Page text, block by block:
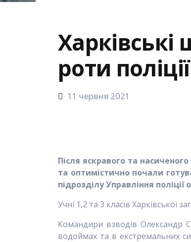
Харківські
роти
11 червня 2021
Після яскравого та
та оптимістично почали
підрозділу Управління
Учні 1,2 та 3 класів Харківської
Командири взводів Олександр
водоймах та в екстремальних